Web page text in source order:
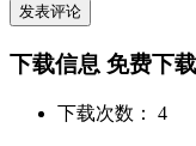
发表评论
下载信息 免费下载
下载次数： 4